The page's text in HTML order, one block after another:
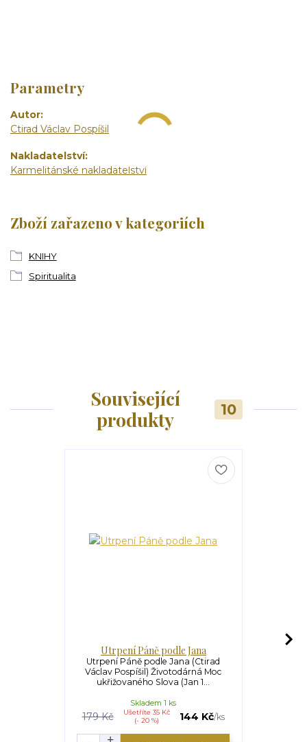
Parametry
Autor
Ctirad Václav Pospíšil
Nakladatelství
Karmelitánské nakladatelství
Zboží zařazeno v kategoriích
KNIHY
Spiritualita
Související
produkty
10
Utrpení Páně podle Jana
Utrpení Páně podle Jana (Ctirad
Václav Pospíšil) Životodárná Moc
ukřižovaného Slova (Jan 1...
179 Kč
Ušetříte 35 Kč
(- 20 %)
144 Kč/ks
Skladem 1 ks